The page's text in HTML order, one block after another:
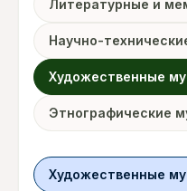
Литературные и
Научно-
Художественные
Этнографические
Художественные